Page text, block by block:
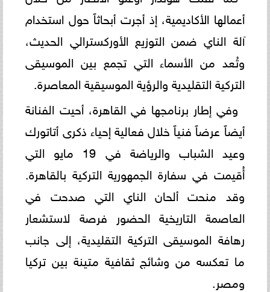
أعمالها الأكاديمية، إذ أجرت أبحاثاً حول استخدام
آلة الناي ضمن التوزيع الأوركسترالي الحديث،
وتُعد من الأسماء التي تجمع بين الموسيقى
التركية التقليدية والرؤية الموسيقية المعاصرة.
وفي إطار برنامجها في القاهرة، أحيت الفنانة
أيضاً عرضاً فنياً خلال فعالية إحياء ذكرى أتاتورك
وعيد الشباب والرياضة في 19 مايو التي
أُقيمت في سفارة الجمهورية التركية بالقاهرة.
وقد منحت ألحان الناي التي صدحت في
العاصمة التاريخية الحضور فرصة لاستشعار
رهافة الموسيقى التركية التقليدية، إلى جانب
ما تعكسه من وشائج ثقافية متينة بين تركيا
ومصر.